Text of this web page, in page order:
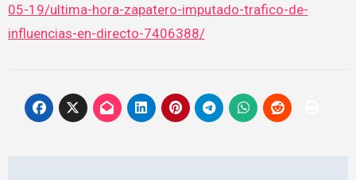
05-19/ultima-hora-zapatero-imputado-trafico-de-
influencias-en-directo-7406388/